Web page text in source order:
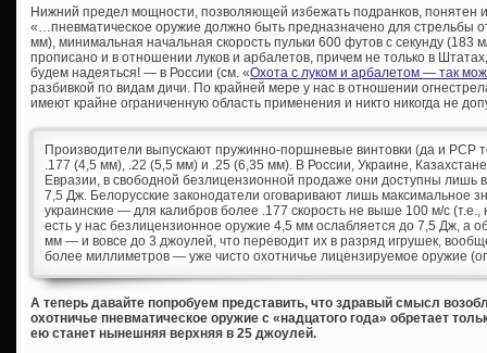
Нижний предел мощности, позволяющей избежать подранков, понятен
«…пневматическое оружие должно быть предназначено для стрельбы
мм), минимальная начальная скорость пульки 600 футов с секунду (183
прописано и в отношении луков и арбалетов, причем не только в
будем надеяться! — в России (см. «Охота с луком и арбалетом — так
разбивкой по видам дичи. По крайней мере у нас в отношении
имеют крайне ограниченную область применения и никто никогда не
Производители выпускают пружинно-поршневые винтовки (да и PCP
.177 (4,5 мм), .22 (5,5 мм) и .25 (6,35 мм). В России, Украине,
Евразии, в свободной безлицензионной продаже они доступны лишь
7,5 Дж. Белорусские законодатели оговаривают лишь максимальное
украинские — для калибров более .177 скорость не выше 100 м/с (т.е.,
есть у нас безлицензионное оружие 4,5 мм ослабляется до 7,5 Дж, а
мм — и вовсе до 3 джоулей, что переводит их в разряд игрушек,
более миллиметров — уже чисто охотничье лицензируемое оружие
А теперь давайте попробуем представить, что здравый смысл
охотничье пневматическое оружие с «надцатого года» обретает
ею станет нынешняя верхняя в 25 джоулей.